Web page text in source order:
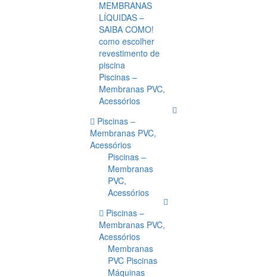
MEMBRANAS
LÍQUIDAS –
SAIBA COMO!
como escolher
revestimento de
piscina
Piscinas –
Membranas PVC,
Acessórios
Piscinas –
Membranas PVC,
Acessórios
Piscinas –
Membranas
PVC,
Acessórios
Piscinas –
Membranas PVC,
Acessórios
Membranas
PVC Piscinas
Máquinas